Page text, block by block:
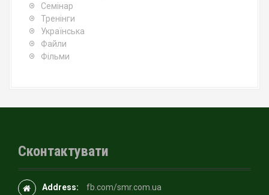
Семінар
Тренінги
Українська
Файли
Фільми
Сконтактувати
Address: fb.com/smr.com.ua